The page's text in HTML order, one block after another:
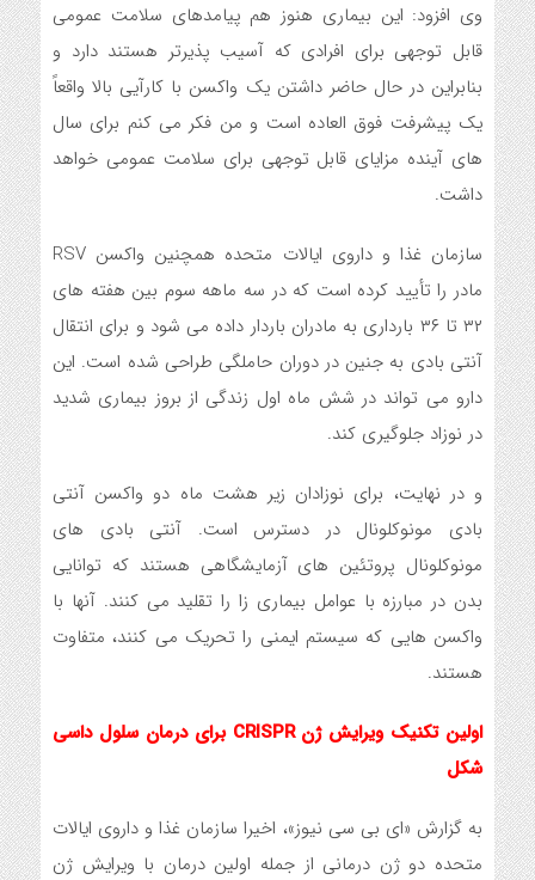
وی افزود: این بیماری هنوز هم پیامدهای سلامت عمومی
قابل توجهی برای افرادی که آسیب پذیرتر هستند دارد و
بنابراین در حال حاضر داشتن یک واکسن با کارآیی بالا واقعاً
یک پیشرفت فوق العاده است و من فکر می کنم برای سال
های آینده مزایای قابل توجهی برای سلامت عمومی خواهد
داشت.
سازمان غذا و داروی ایالات متحده همچنین واکسن RSV
مادر را تأیید کرده است که در سه ماهه سوم بین هفته های
۳۲ تا ۳۶ بارداری به مادران باردار داده می شود و برای انتقال
آنتی بادی به جنین در دوران حاملگی طراحی شده است. این
دارو می تواند در شش ماه اول زندگی از بروز بیماری شدید
در نوزاد جلوگیری کند.
و در نهایت، برای نوزادان زیر هشت ماه دو واکسن آنتی
بادی مونوکلونال در دسترس است. آنتی بادی های
مونوکلونال پروتئین های آزمایشگاهی هستند که توانایی
بدن در مبارزه با عوامل بیماری زا را تقلید می کنند. آنها با
واکسن هایی که سیستم ایمنی را تحریک می کنند، متفاوت
هستند.
اولین تکنیک ویرایش ژن CRISPR برای درمان سلول داسی
شکل
به گزارش «ای بی سی نیوز»، اخیرا سازمان غذا و داروی ایالات
متحده دو ژن درمانی از جمله اولین درمان با ویرایش ژن